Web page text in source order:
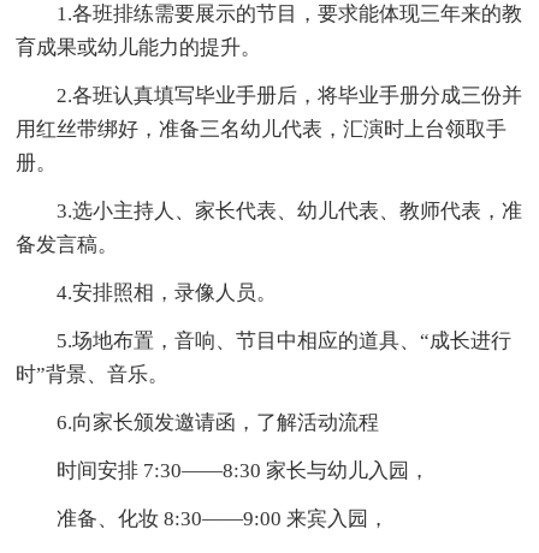
1.各班排练需要展示的节目，要求能体现三年来的教
育成果或幼儿能力的提升。
2.各班认真填写毕业手册后，将毕业手册分成三份并
用红丝带绑好，准备三名幼儿代表，汇演时上台领取手
册。
3.选小主持人、家长代表、幼儿代表、教师代表，准
备发言稿。
4.安排照相，录像人员。
5.场地布置，音响、节目中相应的道具、“成长进行
时”背景、音乐。
6.向家长颁发邀请函，了解活动流程
时间安排 7:30——8:30 家长与幼儿入园，
准备、化妆 8:30——9:00 来宾入园，